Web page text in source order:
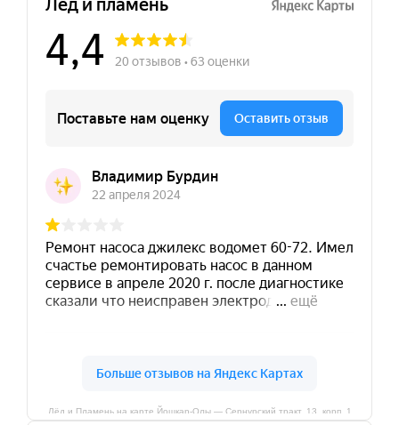
Лёд и Пламень на карте Йошкар‑Олы — Сернурский тракт, 13, корп. 1